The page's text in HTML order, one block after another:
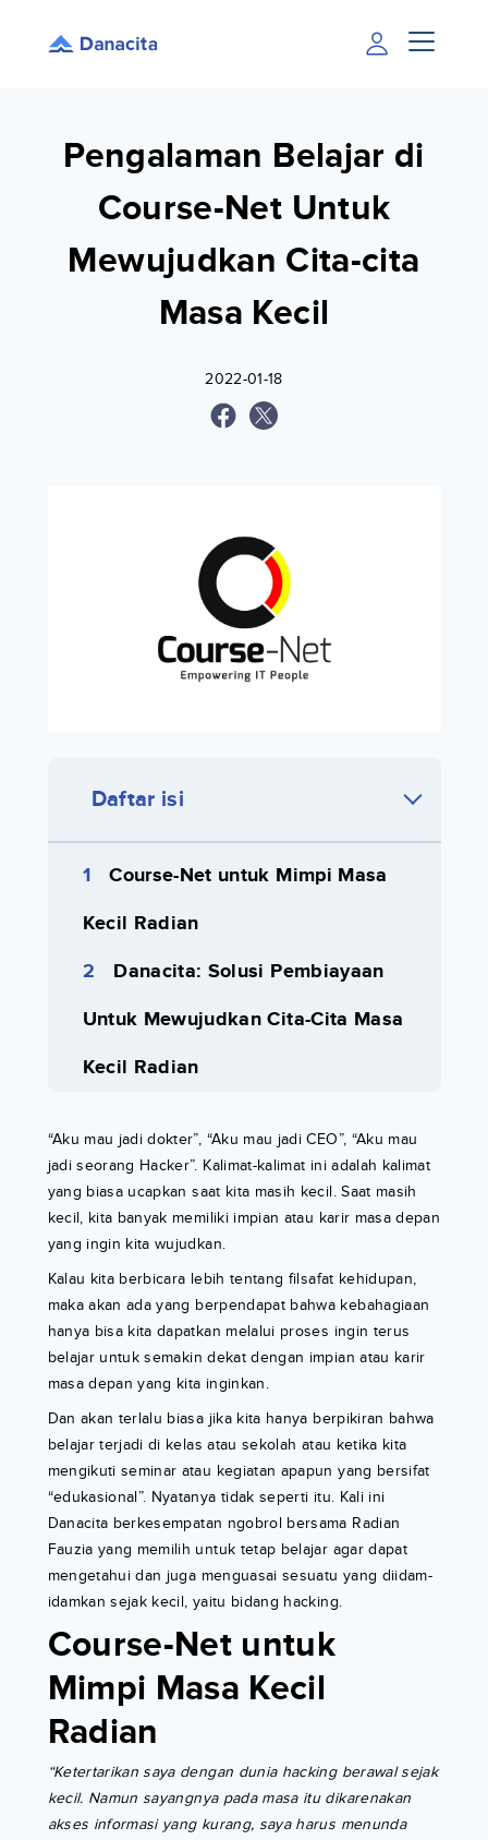
Pengalaman Belajar di
Course-Net Untuk
Mewujudkan Cita-cita
Masa Kecil
2022-01-18
Daftar isi
Course-Net untuk Mimpi Masa
Kecil Radian
Danacita: Solusi Pembiayaan
Untuk Mewujudkan Cita-Cita Masa
Kecil Radian
“Aku mau jadi dokter”, “Aku mau jadi CEO”, “Aku mau
jadi seorang Hacker”. Kalimat-kalimat ini adalah kalimat
yang biasa ucapkan saat kita masih kecil. Saat masih
kecil, kita banyak memiliki impian atau karir masa depan
yang ingin kita wujudkan.
Kalau kita berbicara lebih tentang filsafat kehidupan,
maka akan ada yang berpendapat bahwa kebahagiaan
hanya bisa kita dapatkan melalui proses ingin terus
belajar untuk semakin dekat dengan impian atau karir
masa depan yang kita inginkan.
Dan akan terlalu biasa jika kita hanya berpikiran bahwa
belajar terjadi di kelas atau sekolah atau ketika kita
mengikuti seminar atau kegiatan apapun yang bersifat
“edukasional”. Nyatanya tidak seperti itu. Kali ini
Danacita berkesempatan ngobrol bersama Radian
Fauzia yang memilih untuk tetap belajar agar dapat
mengetahui dan juga menguasai sesuatu yang diidam-
idamkan sejak kecil, yaitu bidang hacking.
Course-Net untuk
Mimpi Masa Kecil
Radian
“Ketertarikan saya dengan dunia hacking berawal sejak
kecil. Namun sayangnya pada masa itu dikarenakan
akses informasi yang kurang, saya harus menunda